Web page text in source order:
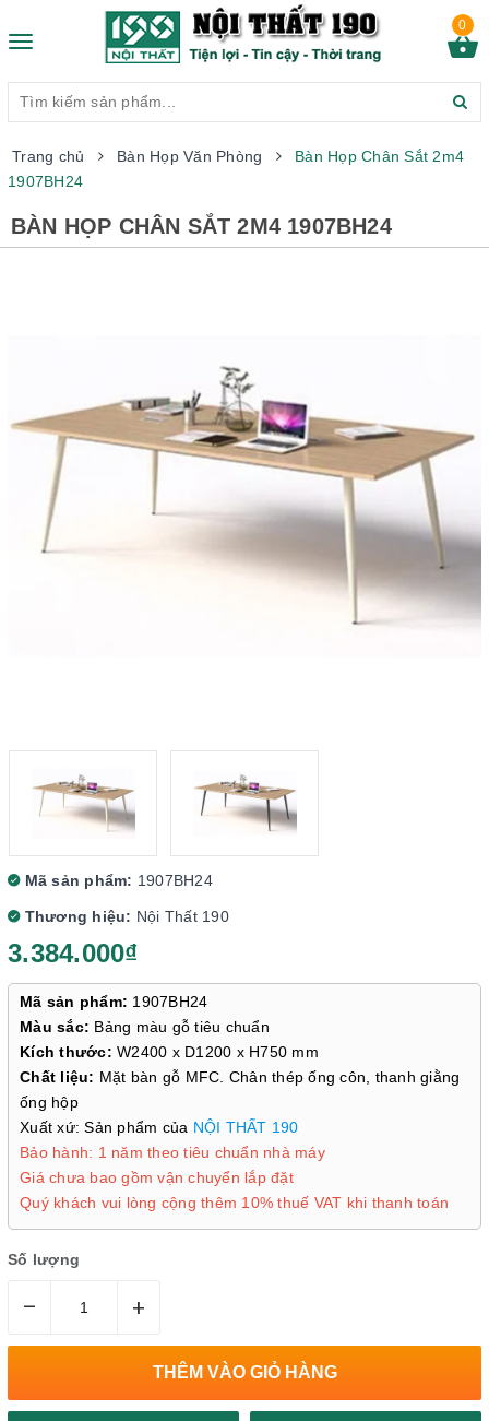
Toggle
0
Trang chủ Bàn Họp Văn Phòng
Bàn Họp Chân Sắt 2m4
1907BH24
BÀN HỌP CHÂN SẮT 2M4 1907BH24
Mã sản phẩm: 1907BH24
Thương hiệu: Nội Thất 190
3.384.000₫
Mã sản phẩm: 1907BH24
Màu sắc: Bảng màu gỗ tiêu chuẩn
Kích thước: W2400 x D1200 x H750 mm
Chất liệu: Mặt bàn gỗ MFC. Chân thép ống côn, thanh giằng
ống hộp
Xuất xứ: Sản phẩm của NỘI THẤT 190
Bảo hành: 1 năm theo tiêu chuẩn nhà máy
Giá chưa bao gồm vận chuyển lắp đặt
Quý khách vui lòng cộng thêm 10% thuế VAT khi thanh toán
Số lượng
– +
THÊM VÀO GIỎ HÀNG